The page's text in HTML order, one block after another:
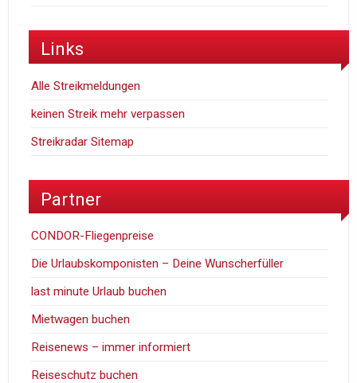
Links
Alle Streikmeldungen
keinen Streik mehr verpassen
Streikradar Sitemap
Partner
CONDOR-Fliegenpreise
Die Urlaubskomponisten – Deine Wunscherfüller
last minute Urlaub buchen
Mietwagen buchen
Reisenews – immer informiert
Reiseschutz buchen